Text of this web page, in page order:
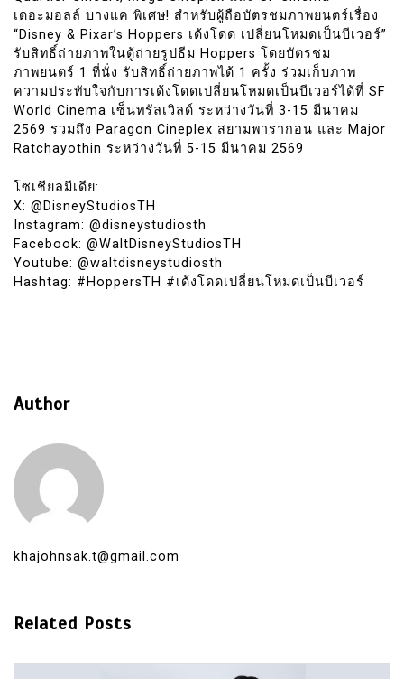
เดอะมอลล์ บางแค พิเศษ! สำหรับผู้ถือบัตรชมภาพยนตร์เรื่อง
“Disney & Pixar’s Hoppers เด้งโดด เปลี่ยนโหมดเป็นบีเวอร์”
รับสิทธิ์ถ่ายภาพในตู้ถ่ายรูปธีม Hoppers โดยบัตรชม
ภาพยนตร์ 1 ที่นั่ง รับสิทธิ์ถ่ายภาพได้ 1 ครั้ง ร่วมเก็บภาพ
ความประทับใจกับการเด้งโดดเปลี่ยนโหมดเป็นบีเวอร์ได้ที่ SF
World Cinema เซ็นทรัลเวิลด์ ระหว่างวันที่ 3-15 มีนาคม
2569 รวมถึง Paragon Cineplex สยามพารากอน และ Major
Ratchayothin ระหว่างวันที่ 5-15 มีนาคม 2569
โซเชียลมีเดีย:
X: @DisneyStudiosTH
Instagram: @disneystudiosth
Facebook: @WaltDisneyStudiosTH
Youtube: @waltdisneystudiosth
Hashtag: #HoppersTH #เด้งโดดเปลี่ยนโหมดเป็นบีเวอร์
Author
khajohnsak.t@gmail.com
Related Posts